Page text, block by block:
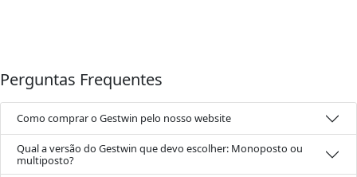
Perguntas Frequentes
Como comprar o Gestwin pelo nosso website
Qual a versão do Gestwin que devo escolher: Monoposto ou
multiposto?